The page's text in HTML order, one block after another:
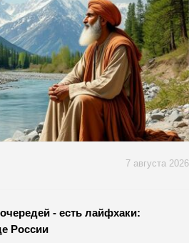
7 августа 2026
- есть лайфхаки:
России